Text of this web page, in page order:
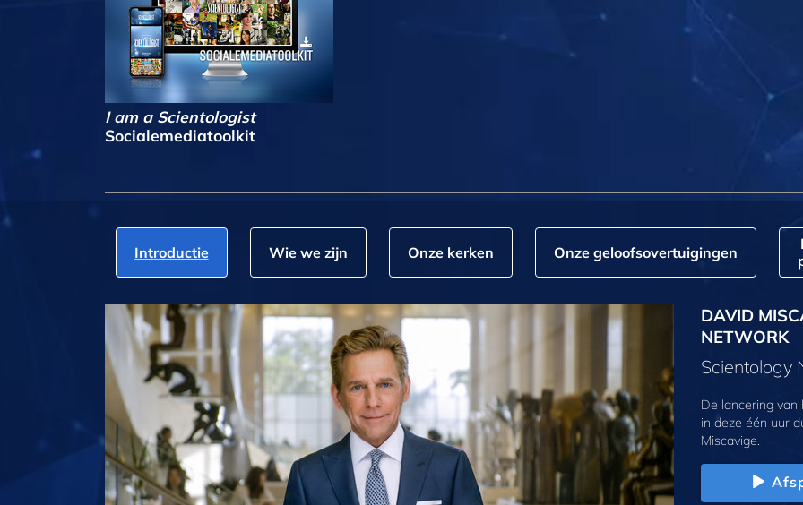
I am a Scientologist
Socialemediatoolkit
Introductie Wie we zijn Onze kerken Onze geloofs­overtuigingen
DAVID
NETWORK
Scientology
De lancering
in deze één uur
Miscavige.